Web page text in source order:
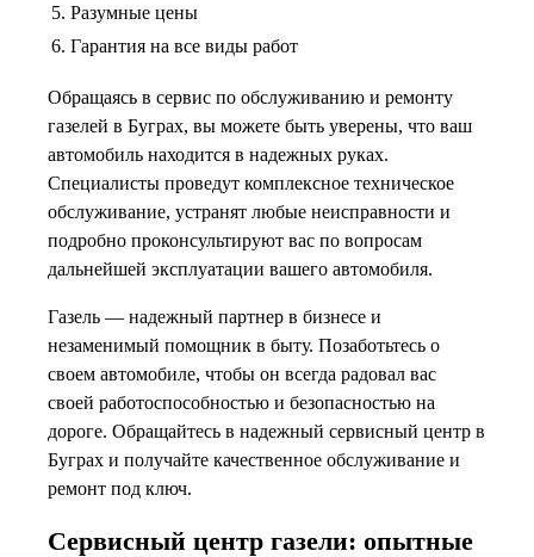
5. Разумные цены
6. Гарантия на все виды работ
Обращаясь в сервис по обслуживанию и ремонту
газелей в Буграх, вы можете быть уверены, что ваш
автомобиль находится в надежных руках.
Специалисты проведут комплексное техническое
обслуживание, устранят любые неисправности и
подробно проконсультируют вас по вопросам
дальнейшей эксплуатации вашего автомобиля.
Газель — надежный партнер в бизнесе и
незаменимый помощник в быту. Позаботьтесь о
своем автомобиле, чтобы он всегда радовал вас
своей работоспособностью и безопасностью на
дороге. Обращайтесь в надежный сервисный центр в
Буграх и получайте качественное обслуживание и
ремонт под ключ.
Сервисный центр газели: опытные